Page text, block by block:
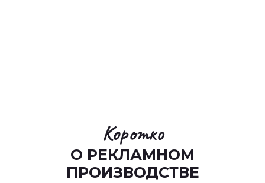
Коротко
О РЕКЛАМНОМ
ПРОИЗВОДСТВЕ